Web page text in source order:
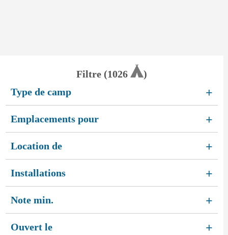
Filtre (1026
)
Type de camp
+
Emplacements pour +
Location de +
Installations +
Note min. +
Ouvert le +